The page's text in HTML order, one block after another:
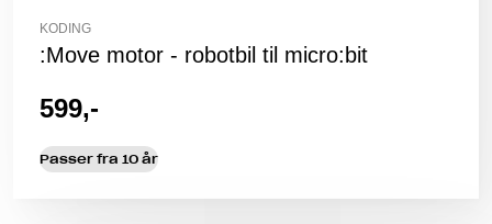
KODING
:Move motor - robotbil til micro:bit
599,-
Passer fra 10 år